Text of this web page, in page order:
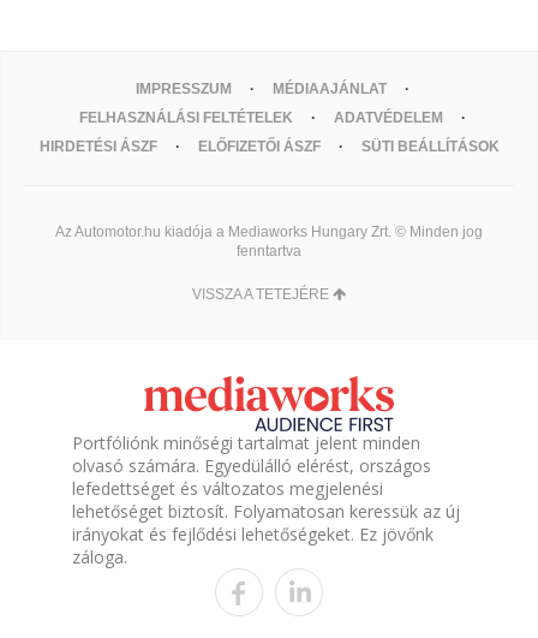
IMPRESSZUM
MÉDIAAJÁNLAT
FELHASZNÁLÁSI FELTÉTELEK
ADATVÉDELEM
HIRDETÉSI ÁSZF
ELŐFIZETŐI ÁSZF SÜTI BEÁLLÍTÁSOK
Az Automotor.hu kiadója a Mediaworks Hungary Zrt. © Minden jog
fenntartva
VISSZA A TETEJÉRE
Portfóliónk minőségi tartalmat jelent minden
olvasó számára. Egyedülálló elérést, országos
lefedettséget és változatos megjelenési
lehetőséget biztosít. Folyamatosan keressük az új
irányokat és fejlődési lehetőségeket. Ez jövőnk
záloga.